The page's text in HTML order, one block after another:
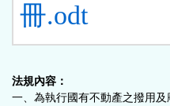
冊.odt
法規內容：
一、為執行國有不動產之撥用及